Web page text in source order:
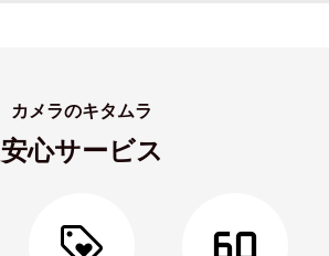
カメラのキタムラ
安心サービス